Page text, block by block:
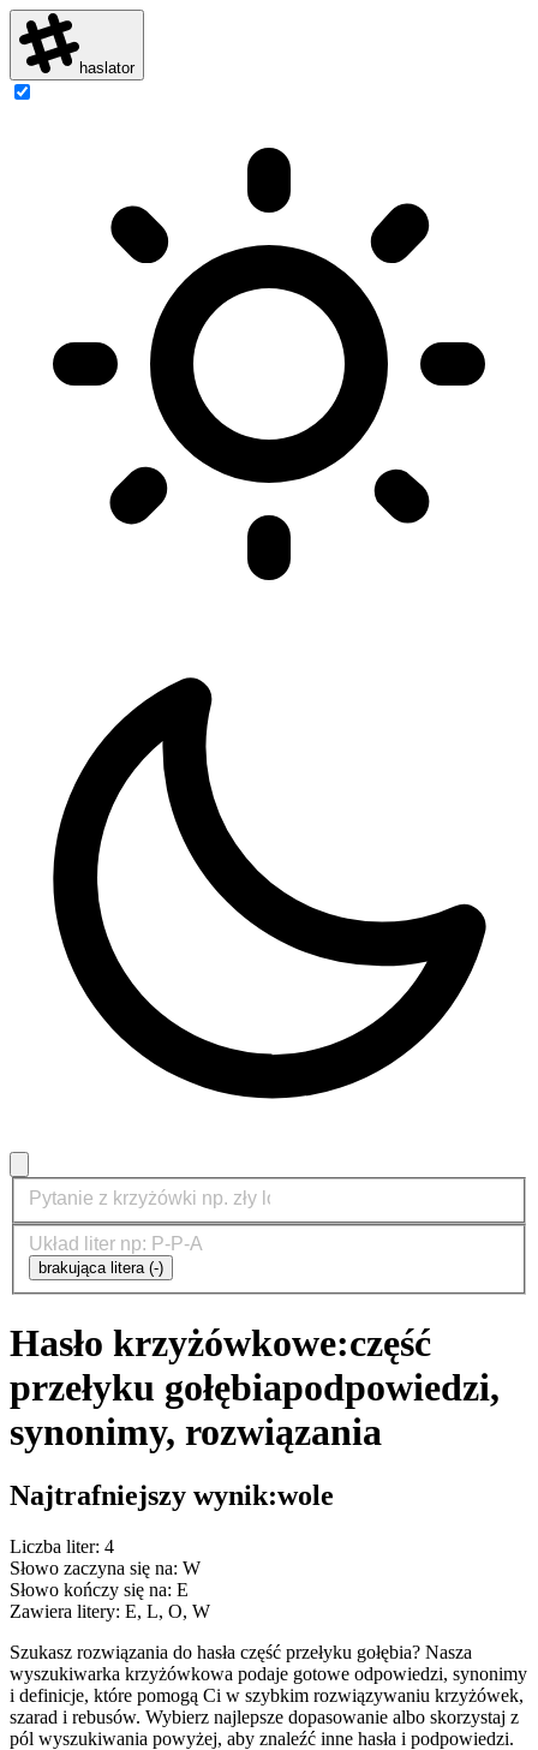
haslator
brakująca litera (-)
Hasło krzyżówkowe:część
przełyku gołębiapodpowiedzi,
synonimy, rozwiązania
Najtrafniejszy wynik:wole
Liczba liter: 4
Słowo zaczyna się na: W
Słowo kończy się na: E
Zawiera litery: E, L, O, W
Szukasz rozwiązania do hasła część przełyku gołębia? Nasza
wyszukiwarka krzyżówkowa podaje gotowe odpowiedzi, synonimy
i definicje, które pomogą Ci w szybkim rozwiązywaniu krzyżówek,
szarad i rebusów. Wybierz najlepsze dopasowanie albo skorzystaj z
pól wyszukiwania powyżej, aby znaleźć inne hasła i podpowiedzi.